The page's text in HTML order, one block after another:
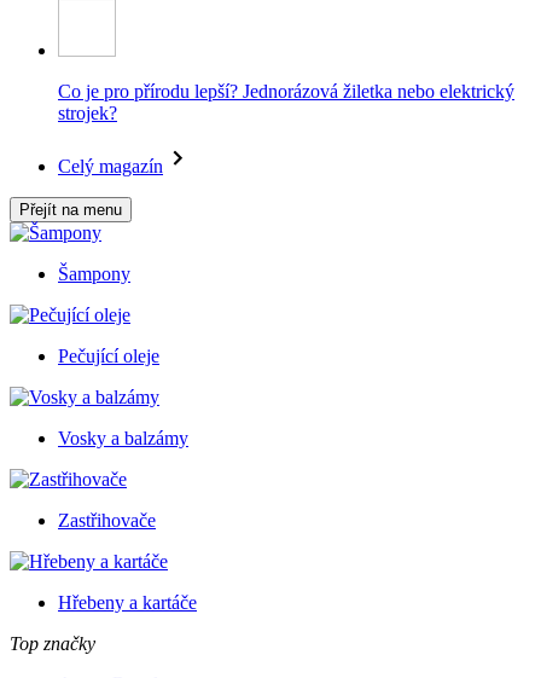
Co je pro přírodu lepší? Jednorázová žiletka nebo elektrický
strojek?
Celý magazín
Přejít na menu
Šampony
Pečující oleje
Vosky a balzámy
Zastřihovače
Hřebeny a kartáče
Top značky